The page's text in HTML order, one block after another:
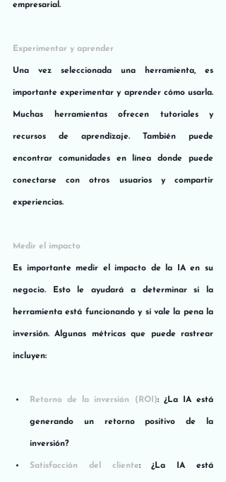
empresarial.
Experimentar y aprender
Una vez seleccionada una herramienta, es
importante experimentar y aprender cómo usarla.
Muchas herramientas ofrecen tutoriales y
recursos de aprendizaje. También puede
encontrar comunidades en línea donde puede
conectarse con otros usuarios y compartir
experiencias.
Medir el impacto
Es importante medir el impacto de la IA en su
negocio. Esto le ayudará a determinar si la
herramienta está funcionando y si vale la pena la
inversión. Algunas métricas que puede rastrear
incluyen:
Retorno de la inversión (ROI): ¿La IA está
generando un retorno positivo de la
inversión?
Satisfacción del cliente: ¿La IA está